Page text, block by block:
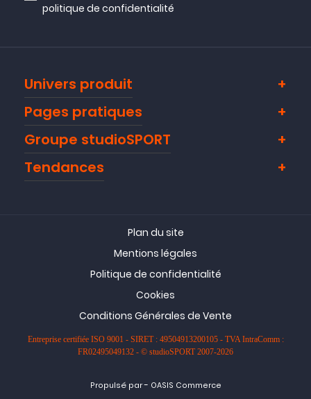
politique de confidentialité
Univers produit
Pages pratiques
Groupe studioSPORT
Tendances
Plan du site
Mentions légales
Politique de confidentialité
Cookies
Conditions Générales de Vente
Entreprise certifiée ISO 9001 - SIRET : 49504913200105 - TVA IntraComm :
FR02495049132 - © studioSPORT 2007-2026
Propulsé par- OASIS Commerce